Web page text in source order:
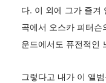
다. 이 외에 그가 즐겨
곡에서 오스카 피터
운드에서도 퓨전적인
그렇다고 내가 이 앨